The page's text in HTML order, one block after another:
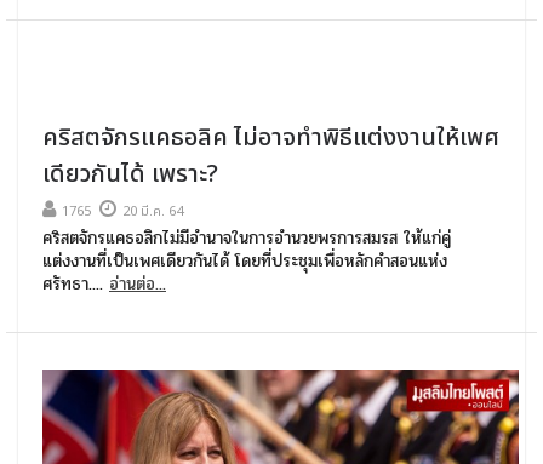
คริสตจักรแคธอลิค ไม่อาจทำพิธีแต่งงานให้เพศ
เดียวกันได้ เพราะ?
1765 20 มี.ค. 64
คริสตจักรแคธอลิกไม่มีอำนาจในการอำนวยพรการสมรส ให้แก่คู่
แต่งงานที่เป็นเพศเดียวกันได้ โดยที่ประชุมเพื่อหลักคำสอนแห่ง
ศรัทธา.... อ่านต่อ...